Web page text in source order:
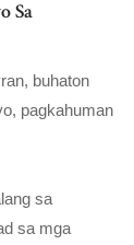
Sa
buhaton
pagkahuman
sa
sa mga